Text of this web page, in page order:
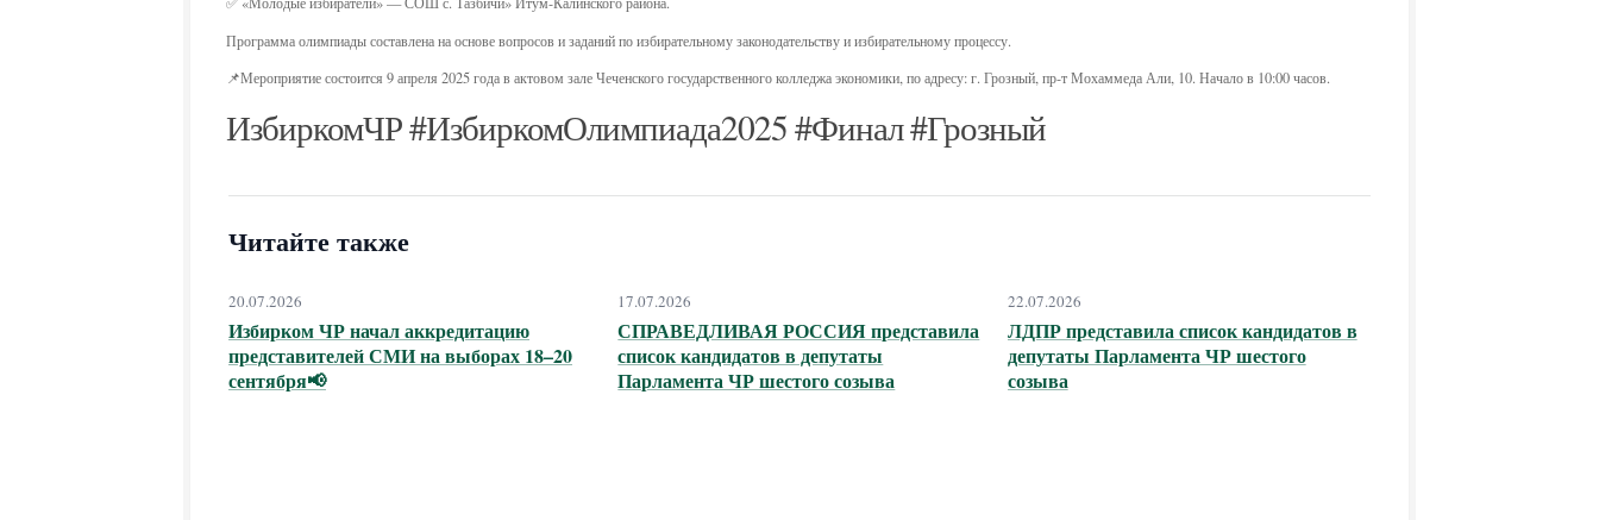
Программа олимпиады составлена на основе вопросов и заданий по избирательному законодательству и избирательному процессу.
📌Мероприятие состоится 9 апреля 2025 года в актовом зале Чеченского государственного колледжа экономики, по адресу: г. Грозный, пр-т Мохаммеда Али, 10. Начало в 10:00 часов.
ИзбиркомЧР #ИзбиркомОлимпиада2025 #Финал #Грозный
Читайте также
20.07.2026
Избирком ЧР начал аккредитацию
представителей СМИ на выборах 18–20
сентября📢
17.07.2026
СПРАВЕДЛИВАЯ РОССИЯ представила
список кандидатов в депутаты
Парламента ЧР шестого созыва
22.07.2026
ЛДПР представила список кандидатов в
депутаты Парламента ЧР шестого
созыва